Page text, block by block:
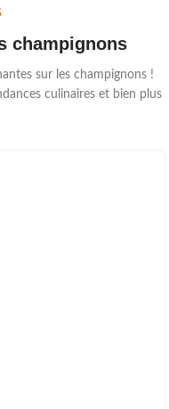
champignons
sur les champignons !
culinaires et bien plus